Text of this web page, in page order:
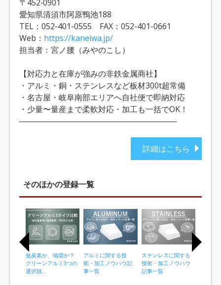
〒452‐0901
愛知県清須市阿原鴨池188
TEL：052-401-0555 FAX：052-401-0661
Web： https://kaneiwa.jp/
担当者：宮ノ腰（みやのこし）
【対応力と在庫が強みの非鉄金属商社】
・アルミ・銅・ステンレスなど板材300t超常備
・名古屋・岐阜南部エリアへ自社便で即納対応
・少量〜量産まで柔軟対応・加工も一括でOK！
─────────────────────────────
詳細はこちら
そのほかの登録一覧
低炭素か、循環か？
グリーンアルミ3つの
選択肢...
アルミに関する技
術・加工ノウハウ記
事一覧
ステンレスに関する
技術・加工ノウハウ
記事一覧